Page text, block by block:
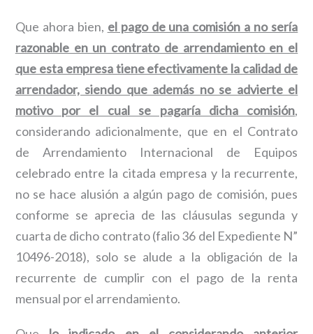
Que ahora bien, el pago de una comisión a no sería
razonable en un contrato de arrendamiento en el
que esta empresa tiene efectivamente la calidad de
arrendador, siendo que además no se advierte el
motivo por el cual se pagaría dicha comisión,
considerando adicionalmente, que en el Contrato
de Arrendamiento Internacional de Equipos
celebrado entre la citada empresa y la recurrente,
no se hace alusión a algún pago de comisión, pues
conforme se aprecia de las cláusulas segunda y
cuarta de dicho contrato (falio 36 del Expediente N”
10496-2018), solo se alude a la obligación de la
recurrente de cumplir con el pago de la renta
mensual por el arrendamiento.